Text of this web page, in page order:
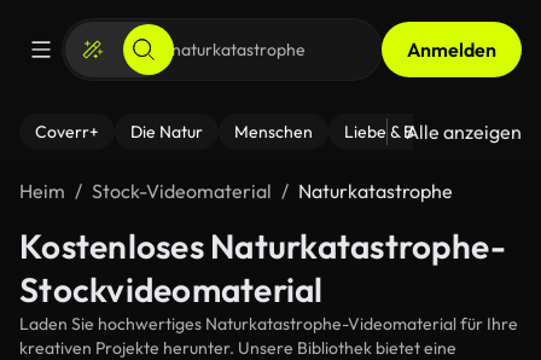
Anmelden
Coverr+ Die Natur Menschen Liebe & Beziehungen
Alle anzeigen
Heim Stock-Videomaterial Naturkatastrophe
Kostenloses Naturkatastrophe-
Stockvideomaterial
Laden Sie hochwertiges Naturkatastrophe-Videomaterial für Ihre
kreativen Projekte herunter. Unsere Bibliothek bietet eine